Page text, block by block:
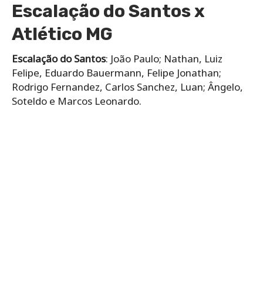
Escalação do Santos x
Atlético MG
Escalação do Santos: João Paulo; Nathan, Luiz
Felipe, Eduardo Bauermann, Felipe Jonathan;
Rodrigo Fernandez, Carlos Sanchez, Luan; Ângelo,
Soteldo e Marcos Leonardo.